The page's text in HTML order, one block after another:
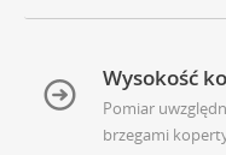
Wysokość
Pomiar
brzegami